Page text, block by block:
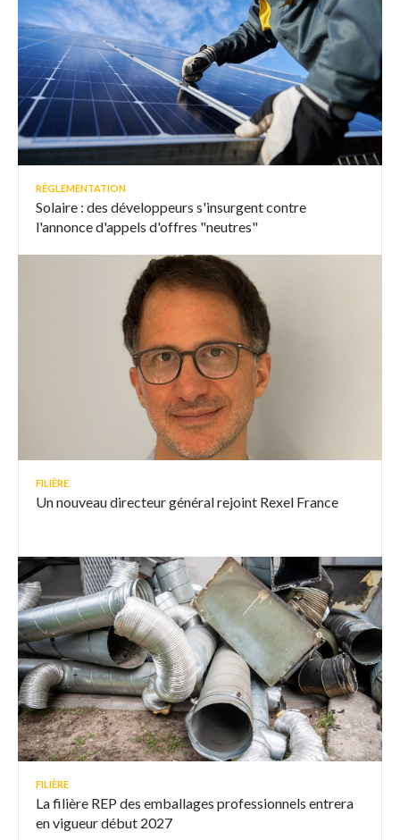
RÉGLEMENTATION
Solaire : des développeurs s'insurgent contre
l'annonce d'appels d'offres "neutres"
FILIÈRE
Un nouveau directeur général rejoint Rexel France
FILIÈRE
La filière REP des emballages professionnels entrera
en vigueur début 2027